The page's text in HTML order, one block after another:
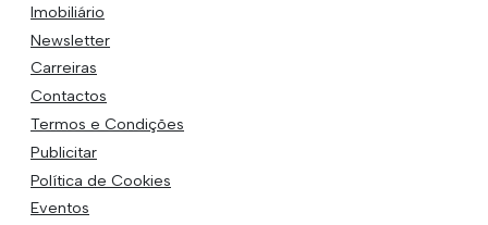
Imobiliário
Newsletter
Carreiras
Contactos
Termos e Condições
Publicitar
Política de Cookies
Eventos